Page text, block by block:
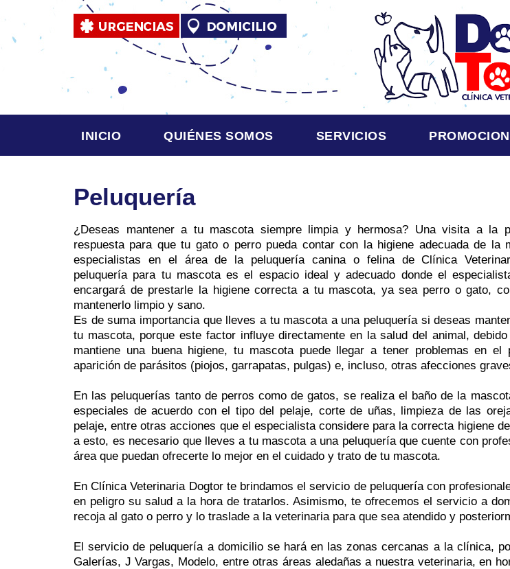
INICIO QUIÉNES SOMOS SERVICIOS
Peluquería
¿Deseas mantener a tu mascota siempre limpia y hermosa? Una visita a la
respuesta para que tu gato o perro pueda contar con la higiene adecuada de la
especialistas en el área de la peluquería canina o felina de Clínica
peluquería para tu mascota es el espacio ideal y adecuado donde el
encargará de prestarle la higiene correcta a tu mascota, ya sea perro o gato,
mantenerlo limpio y sano.
Es de suma importancia que lleves a tu mascota a una peluquería si deseas
tu mascota, porque este factor influye directamente en la salud del animal,
mantiene una buena higiene, tu mascota puede llegar a tener problemas en el
aparición de parásitos (piojos, garrapatas, pulgas) e, incluso, otras afecciones
En las peluquerías tanto de perros como de gatos, se realiza el baño de la
especiales de acuerdo con el tipo del pelaje, corte de uñas, limpieza de las
pelaje, entre otras acciones que el especialista considere para la correcta higiene
a esto, es necesario que lleves a tu mascota a una peluquería que cuente con
área que puedan ofrecerte lo mejor en el cuidado y trato de tu mascota.
En Clínica Veterinaria Dogtor te brindamos el servicio de peluquería con
en peligro su salud a la hora de tratarlos. Asimismo, te ofrecemos el servicio a
recoja al gato o perro y lo traslade a la veterinaria para que sea atendido y
El servicio de peluquería a domicilio se hará en las zonas cercanas a la clínica,
Galerías, J Vargas, Modelo, entre otras áreas aledañas a nuestra veterinaria, en